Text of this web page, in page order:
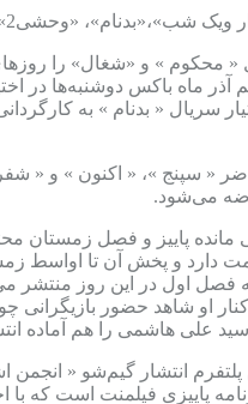
« محکوم » و «شغال» را
سریال « بدنام » به
« سپنج »، « اکنون » و «
می‌شود.
پاییز و فصل زمستان
» اختصاص داده است. این سریال 18
توجه به اینکه فصل اول در
او شاهد حضور بازیگرانی
علی هاشمی را هم آماده
انتشار گیم‌شو « انجمن
پاییزی فیلمنت است که